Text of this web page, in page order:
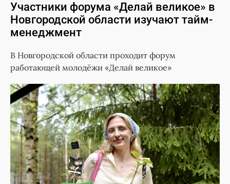
Участники форума «Делай великое» в
Новгородской области изучают тайм-
менеджмент
В Новгородской области проходит форум
работающей молодёжи «Делай великое»